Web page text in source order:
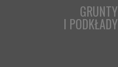
GRUNTY
I PODKŁADY